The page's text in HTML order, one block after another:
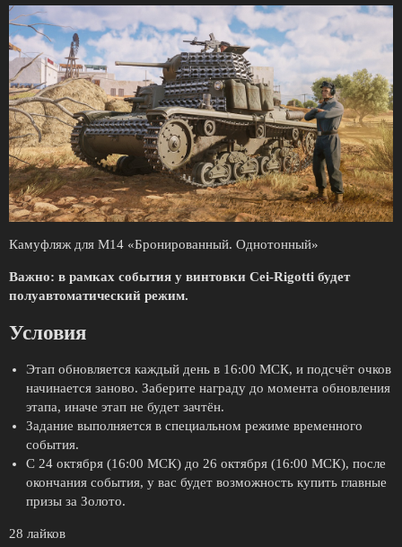
Камуфляж для M14 «Бронированный. Однотонный»
Важно: в рамках события у винтовки Cei-Rigotti будет
полуавтоматический режим.
Условия
Этап обновляется каждый день в 16:00 МСК, и подсчёт очков
начинается заново. Заберите награду до момента обновления
этапа, иначе этап не будет зачтён.
Задание выполняется в специальном режиме временного
события.
С 24 октября (16:00 МСК) до 26 октября (16:00 МСК), после
окончания события, у вас будет возможность купить главные
призы за Золото.
28 лайков